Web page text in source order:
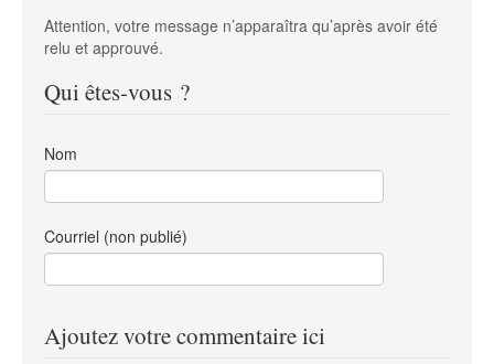
Attention, votre message n’apparaîtra qu’après avoir été
relu et approuvé.
Qui êtes-vous ?
Nom
Courriel (non publié)
Ajoutez votre commentaire ici